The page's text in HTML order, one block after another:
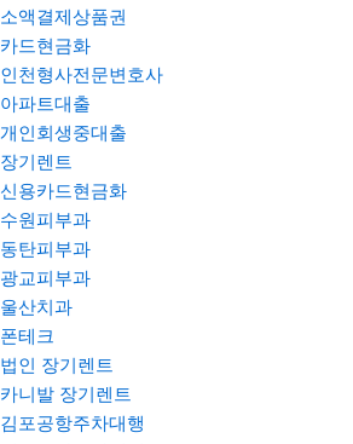
소액결제상품권
카드현금화
인천형사전문변호사
아파트대출
개인회생중대출
장기렌트
신용카드현금화
수원피부과
동탄피부과
광교피부과
울산치과
폰테크
법인 장기렌트
카니발 장기렌트
김포공항주차대행